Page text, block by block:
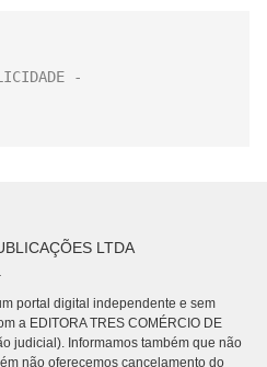
LTDA
portal digital independente e sem
a EDITORA TRES COMÉRCIO DE
judicial). Informamos também que não
não oferecemos cancelamento do